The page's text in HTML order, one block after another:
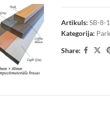
Artikuls: SB-8-1
Kategorija:
Share: